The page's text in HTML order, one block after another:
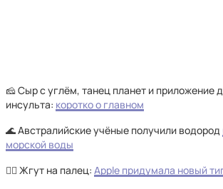
🧀 Сыр с углём, танец планет и приложение
инсульта: коротко о главном
🌊 Австралийские учёные получили водород
морской воды
☝🏻 Жгут на палец: Apple придумала новый